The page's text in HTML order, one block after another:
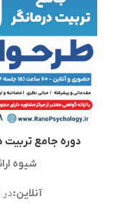
دوره جامع تربیت
شیوه
آنلاین:در